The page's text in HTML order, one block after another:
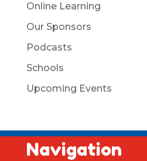
Online Learning
Our Sponsors
Podcasts
Schools
Upcoming Events
Navigation